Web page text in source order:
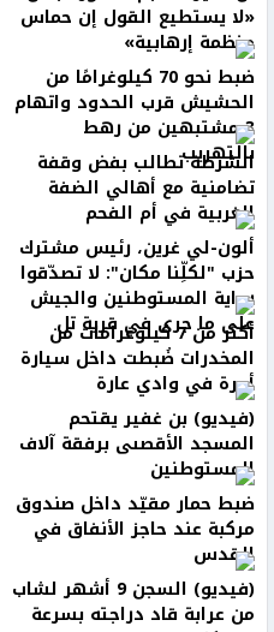
«لا يستطيع القول إن حماس
منظمة إرهابية»
ضبط نحو 70 كيلوغرامًا من
الحشيش قرب الحدود واتهام
3 مشتبهين من رهط
بالتهريب
الشرطة تطالب بفض وقفة
تضامنية مع أهالي الضفة
الغربية في أم الفحم
ألون-لي غرين، رئيس مشترك
حزب "لكلِّنا مكان": لا تصدّقوا
رواية المستوطنين والجيش
على ما جرى في قرية تل
أكثر من 7 كيلوغرامات من
المخدرات ضُبطت داخل سيارة
أجرة في وادي عارة
(فيديو) بن غفير يقتحم
المسجد الأقصىى برفقة آلاف
المستوطنين
ضبط حمار مقيّد داخل صندوق
مركبة عند حاجز الأنفاق في
القدس
(فيديو) السجن 9 أشهر لشاب
من عرابة قاد دراجته بسرعة